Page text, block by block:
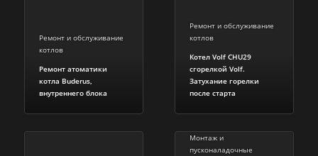
Ремонт и обслуживание
котлов
Ремонт атоматики
котла Buderus,
внутреннего блока
Ремонт и обслуживание
котлов
Котел Volf CHU29
сгорелкой Volf.
Затухание горелки
после старта
Монтаж и
пусконаладочные